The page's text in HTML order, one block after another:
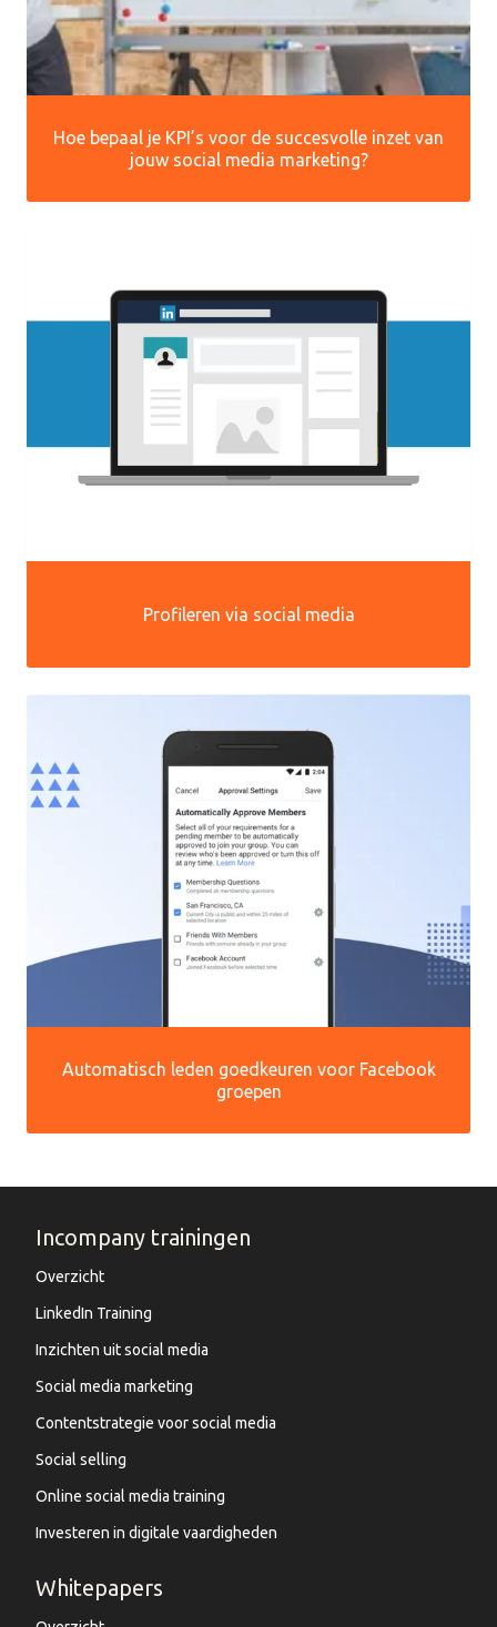
Hoe bepaal je KPI’s voor de succesvolle inzet van
jouw social media marketing?
Profileren via social media
Automatisch leden goedkeuren voor Facebook
groepen
Incompany trainingen
Overzicht
LinkedIn Training
Inzichten uit social media
Social media marketing
Contentstrategie voor social media
Social selling
Online social media training
Investeren in digitale vaardigheden
Whitepapers